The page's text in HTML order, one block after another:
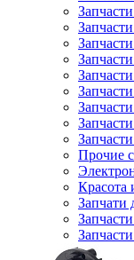
Прочие
Красота
Запчати